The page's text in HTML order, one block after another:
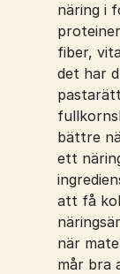
näring i
fiber,
det har
bättre
ett
att få
när
mår bra